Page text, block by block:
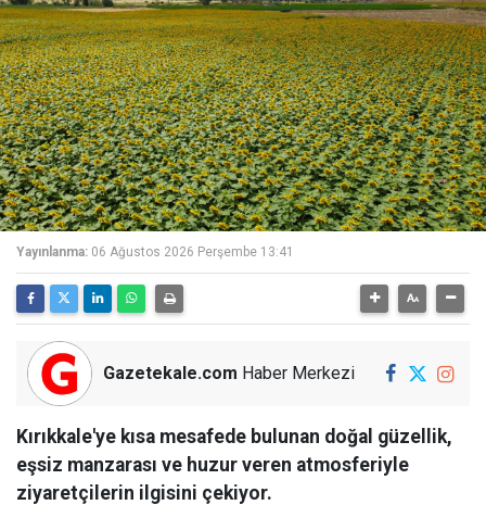
Yayınlanma: 06 Ağustos 2026 Perşembe 13:41
Gazetekale.com Haber Merkezi
Kırıkkale'ye kısa mesafede bulunan doğal güzellik,
eşsiz manzarası ve huzur veren atmosferiyle
ziyaretçilerin ilgisini çekiyor.